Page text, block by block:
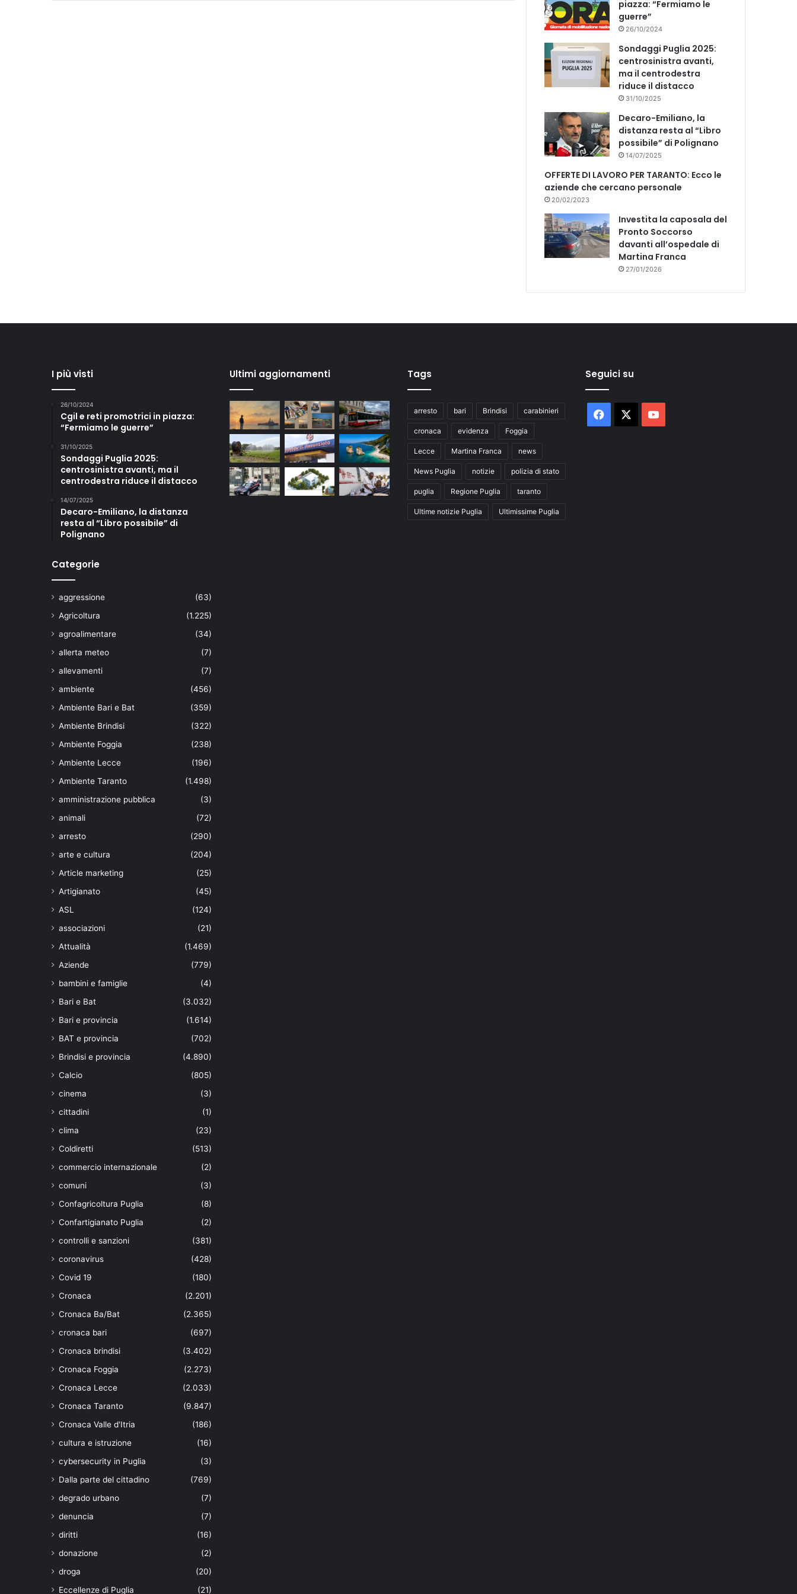
piazza: “Fermiamo le
guerre”
26/10/2024
Sondaggi Puglia 2025:
centrosinistra avanti,
ma il centrodestra
riduce il distacco
31/10/2025
Decaro-Emiliano, la
distanza resta al “Libro
possibile” di Polignano
14/07/2025
OFFERTE DI LAVORO PER TARANTO: Ecco le
aziende che cercano personale
20/02/2023
Investita la caposala del
Pronto Soccorso
davanti all’ospedale di
Martina Franca
27/01/2026
I più visti
26/10/2024
Cgil e reti promotrici in piazza:
“Fermiamo le guerre”
31/10/2025
Sondaggi Puglia 2025:
centrosinistra avanti, ma il
centrodestra riduce il distacco
14/07/2025
Decaro-Emiliano, la distanza
resta al “Libro possibile” di
Polignano
Categorie
aggressione
(63)
Agricoltura
(1.225)
agroalimentare
(34)
allerta meteo
(7)
allevamenti
(7)
ambiente
(456)
Ambiente Bari e Bat
(359)
Ambiente Brindisi
(322)
Ambiente Foggia
(238)
Ambiente Lecce
(196)
Ambiente Taranto
(1.498)
amministrazione pubblica
(3)
animali
(72)
arresto
(290)
arte e cultura
(204)
Article marketing
(25)
Artigianato
(45)
ASL
(124)
associazioni
(21)
Attualità
(1.469)
Aziende
(779)
bambini e famiglie
(4)
Bari e Bat
(3.032)
Bari e provincia
(1.614)
BAT e provincia
(702)
Brindisi e provincia
(4.890)
Calcio
(805)
cinema
(3)
cittadini
(1)
clima
(23)
Coldiretti
(513)
commercio internazionale
(2)
comuni
(3)
Confagricoltura Puglia
(8)
Confartigianato Puglia
(2)
controlli e sanzioni
(381)
coronavirus
(428)
Covid 19
(180)
Cronaca
(2.201)
Cronaca Ba/Bat
(2.365)
cronaca bari
(697)
Cronaca brindisi
(3.402)
Cronaca Foggia
(2.273)
Cronaca Lecce
(2.033)
Cronaca Taranto
(9.847)
Cronaca Valle d'Itria
(186)
cultura e istruzione
(16)
cybersecurity in Puglia
(3)
Dalla parte del cittadino
(769)
degrado urbano
(7)
denuncia
(7)
diritti
(16)
donazione
(2)
droga
(20)
Eccellenze di Puglia
(21)
Ultimi aggiornamenti Tags
arresto bari Brindisi carabinieri
cronaca evidenza Foggia
Lecce Martina Franca news
News Puglia notizie polizia di stato
puglia Regione Puglia taranto
Ultime notizie Puglia Ultimissime Puglia
Seguici su
Facebook